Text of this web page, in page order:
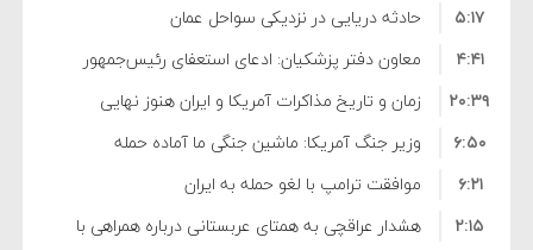
فساد و اختلاس اموال
حادثه دریایی در نزدیکی سواحل عمان
۵:۱۷
معاون دفتر پزشکیان: ادعای استعفای رئیس‌جمهور
واهی و کذب محض است
۴:۴۱
زمان و تاریخ مذاکرات آمریکا و ایران هنوز نهایی
نشده است
۲۰:۳۹
وزیر جنگ آمریکا: ماشین جنگی ما آماده حمله
نظامی علیه ایران است
۶:۵۰
موافقت ترامپ با لغو حمله به ایران
۶:۲۱
هشدار عراقچی به همتای عربستانی درباره همراهی با
۲:۱۵